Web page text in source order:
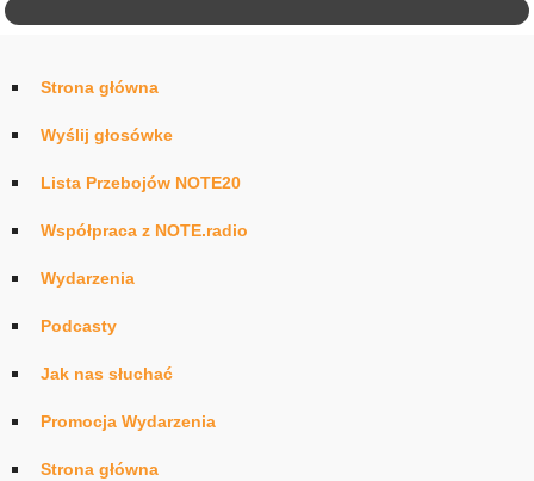
Strona główna
Wyślij głosówke
Lista Przebojów NOTE20
Współpraca z NOTE.radio
Wydarzenia
Podcasty
Jak nas słuchać
Promocja Wydarzenia
Strona główna